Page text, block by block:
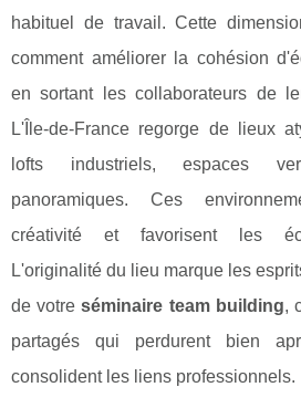
habituel de travail. Cette
comment améliorer la cohésion
en sortant les collaborateurs de
L'Île-de-France regorge de lieux
lofts industriels, espaces
panoramiques. Ces
créativité et favorisent les
L'originalité du lieu marque les
de votreséminaire team building,
partagés qui perdurent bien
consolident les liens professionnels.